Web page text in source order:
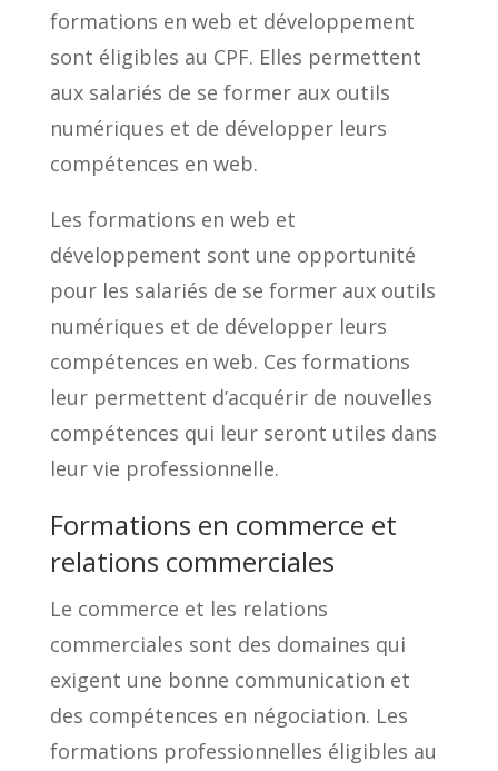
formations en web et développement
sont éligibles au CPF. Elles permettent
aux salariés de se former aux outils
numériques et de développer leurs
compétences en web.
Les formations en web et
développement sont une opportunité
pour les salariés de se former aux outils
numériques et de développer leurs
compétences en web. Ces formations
leur permettent d’acquérir de nouvelles
compétences qui leur seront utiles dans
leur vie professionnelle.
Formations en commerce et
relations commerciales
Le commerce et les relations
commerciales sont des domaines qui
exigent une bonne communication et
des compétences en négociation. Les
formations professionnelles éligibles au